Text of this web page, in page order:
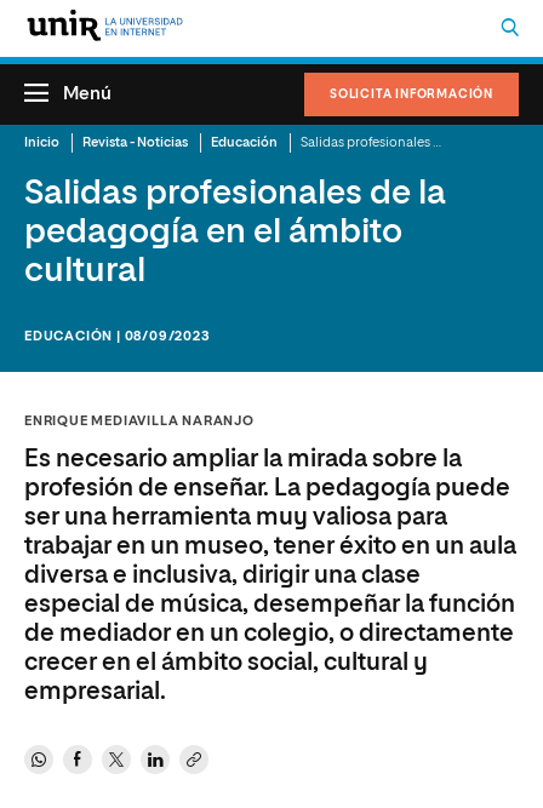
SOLICITA INFORMACIÓN
Menú
Inicio Revista - Noticias Educación
Salidas profesionales de la
pedagogía en el ámbito
cultural
EDUCACIÓN | 08/09/2023
ENRIQUE MEDIAVILLA NARANJO
Es necesario ampliar la mirada sobre la
profesión de enseñar. La pedagogía puede
ser una herramienta muy valiosa para
trabajar en un museo, tener éxito en un aula
diversa e inclusiva, dirigir una clase
especial de música, desempeñar la función
de mediador en un colegio, o directamente
crecer en el ámbito social, cultural y
empresarial.